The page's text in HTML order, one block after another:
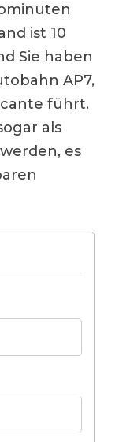
ist 10
Sie haben
AP7,
führt.
als
es